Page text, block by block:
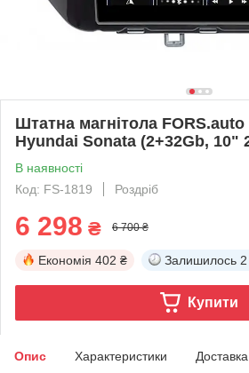
Штатна магнітола
Hyundai Sonata (2+32Gb, 10"
В наявності
Код: FS-1819
Роздріб
6 298 ₴ 6 700 ₴
Економія 402 ₴ Залишилось
Купити
Опис Характеристики Доставка